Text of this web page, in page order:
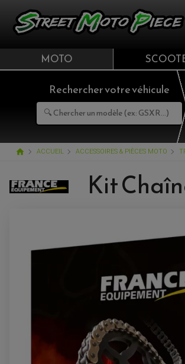
MOTO
Rechercher votre véhicule
home ACCUEIL ACCESSOIRES & PIÈCES MOTO
Kit